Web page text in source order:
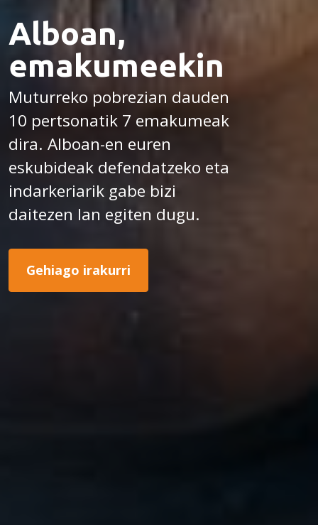
Alboan,
emakumeekin
Muturreko pobrezian dauden
10 pertsonatik 7 emakumeak
dira. Alboan-en euren
eskubideak defendatzeko eta
indarkeriarik gabe bizi
daitezen lan egiten dugu.
Gehiago irakurri